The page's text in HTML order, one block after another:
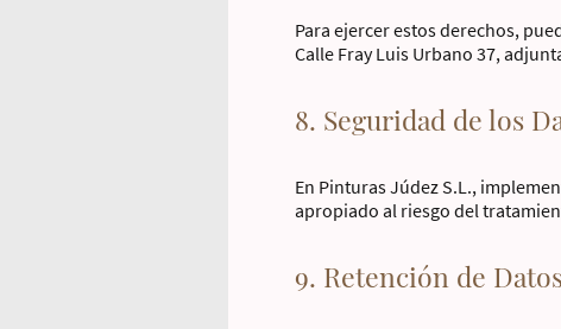
Para ejercer estos derechos,
Calle Fray Luis Urbano 37,
8. Seguridad de los
En Pinturas Júdez S.L.,
apropiado al riesgo del
9. Retención de